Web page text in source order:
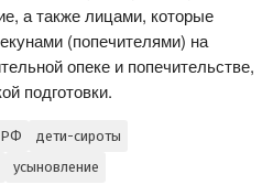
а также лицами, которые
(попечителями) на
опеке и попечительстве,
подготовки.
РФ
дети-сироты
усыновление